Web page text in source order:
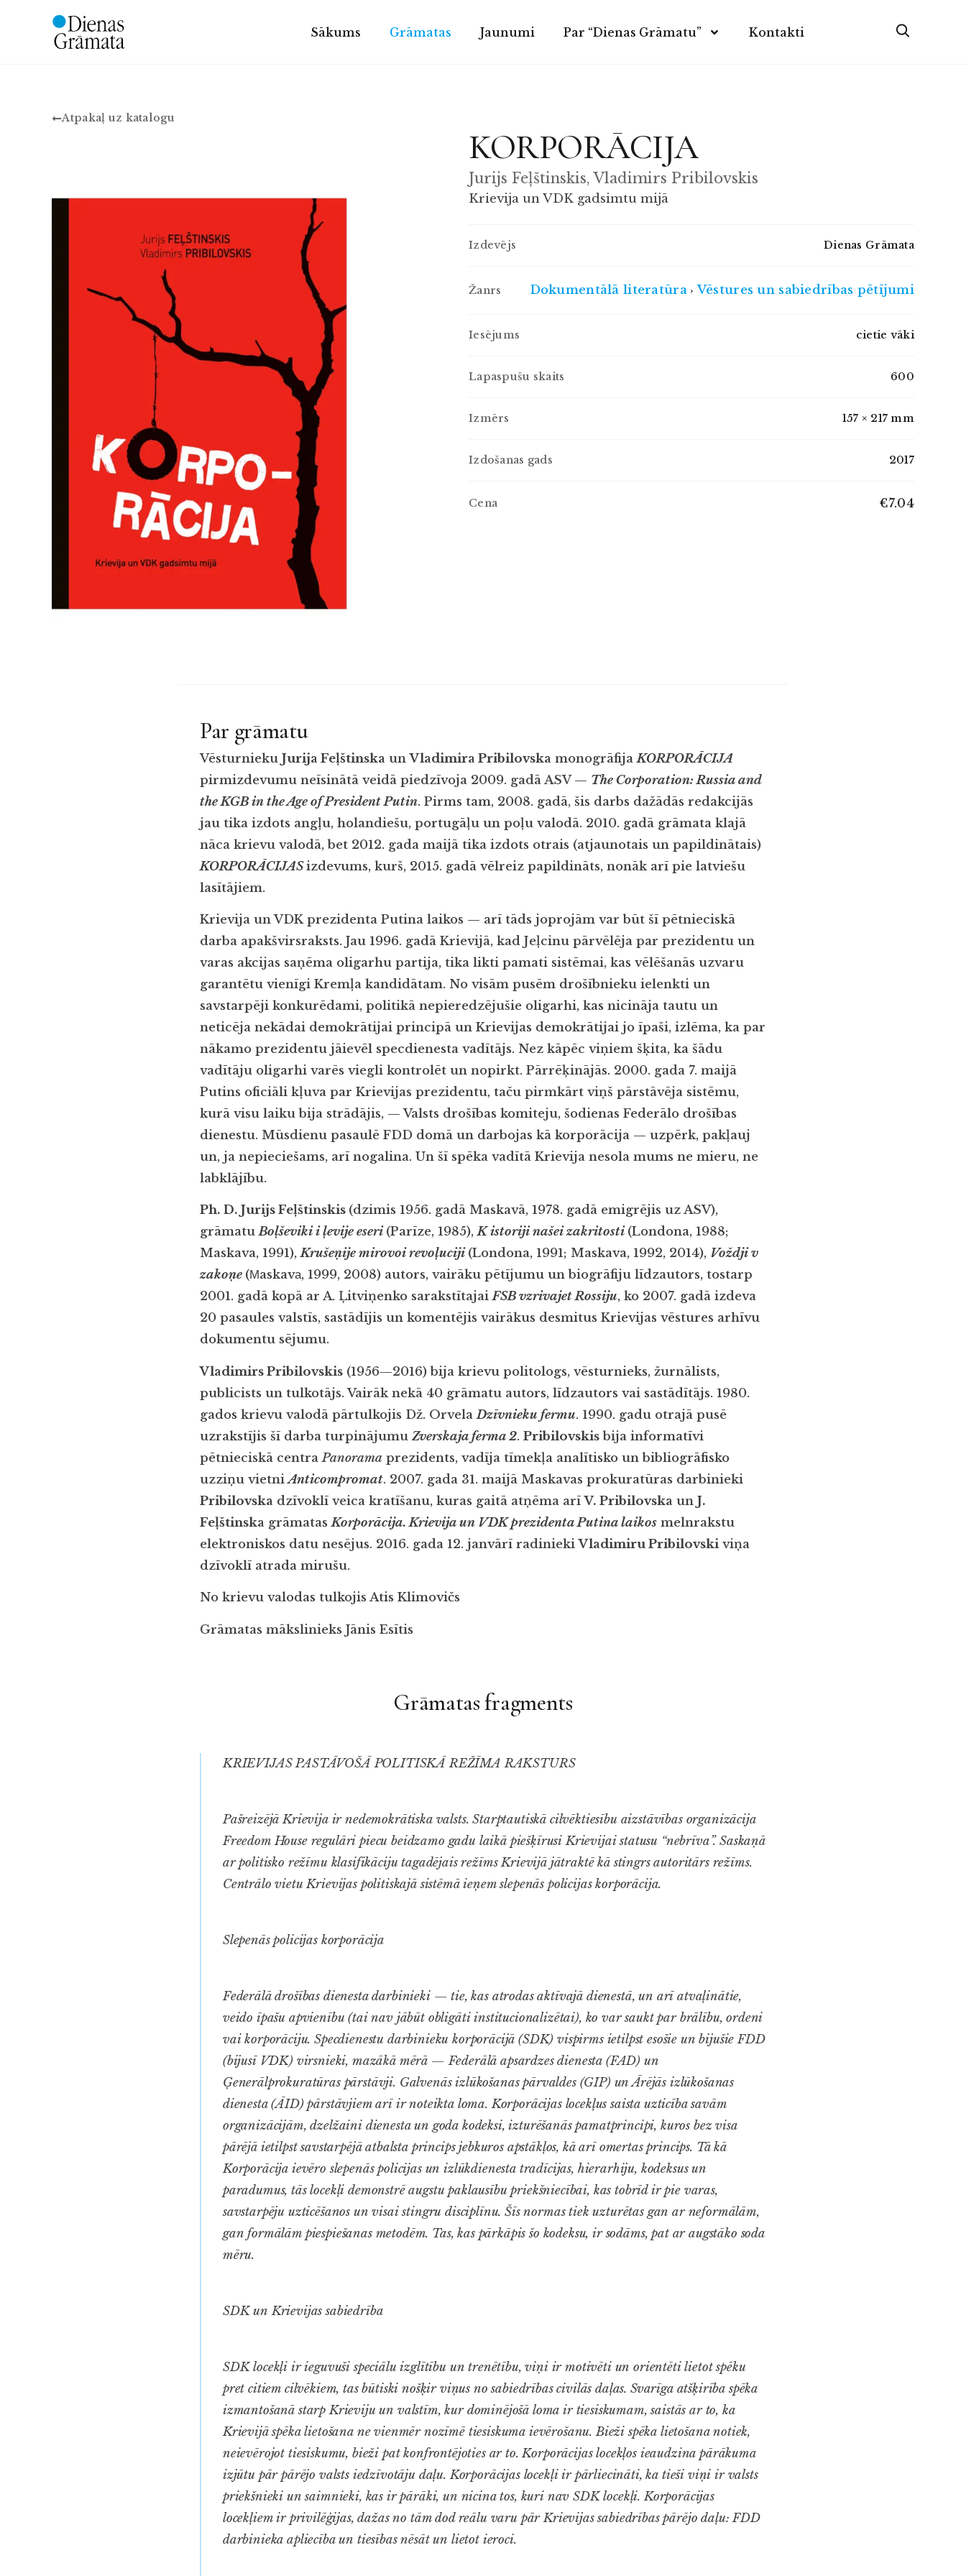
Sākums Grāmatas Jaunumi Par “Dienas Grāmatu” Kontakti
Atpakaļ uz katalogu
KORPORĀCIJA
Jurijs Feļštinskis, Vladimirs Pribilovskis
Krievija un VDK gadsimtu mijā
Izdevējs Dienas Grāmata
Žanrs Dokumentālā literatūra› Vēstures un sabiedrības pētījumi
Iesējums cietie vāki
Lapaspušu skaits 600
Izmērs 157 × 217 mm
Izdošanas gads 2017
Cena €7.04
Par grāmatu
Vēsturnieku Jurija Feļštinska unVladimira Pribilovska monogrāfijaKORPORĀCIJA
pirmizdevumu neīsinātā veidā piedzīvoja 2009. gadā ASV — The Corporation: Russia and
the KGB in the Age of President Putin. Pirms tam, 2008. gadā, šis darbs dažādās redakcijās
jau tika izdots angļu, holandiešu, portugāļu un poļu valodā. 2010. gadā grāmata klajā
nāca krievu valodā, bet 2012. gada maijā tika izdots otrais (atjaunotais un papildinātais)
KORPORĀCIJASizdevums, kurš, 2015. gadā vēlreiz papildināts, nonāk arī pie latviešu
lasītājiem.
Krievija un VDK prezidenta Putina laikos — arī tāds joprojām var būt šī pētnieciskā
darba apakšvirsraksts. Jau 1996. gadā Krievijā, kad Jeļcinu pārvēlēja par prezidentu un
varas akcijas saņēma oligarhu partija, tika likti pamati sistēmai, kas vēlēšanās uzvaru
garantētu vienīgi Kremļa kandidātam. No visām pusēm drošībnieku ielenkti un
savstarpēji konkurēdami, politikā nepieredzējušie oligarhi, kas nicināja tautu un
neticēja nekādai demokrātijai principā un Krievijas demokrātijai jo īpaši, izlēma, ka par
nākamo prezidentu jāievēl specdienesta vadītājs. Nez kāpēc viņiem šķita, ka šādu
vadītāju oligarhi varēs viegli kontrolēt un nopirkt. Pārrēķinājās. 2000. gada 7. maijā
Putins oficiāli kļuva par Krievijas prezidentu, taču pirmkārt viņš pārstāvēja sistēmu,
kurā visu laiku bija strādājis, — Valsts drošības komiteju, šodienas Federālo drošības
dienestu. Mūsdienu pasaulē FDD domā un darbojas kā korporācija — uzpērk, pakļauj
un, ja nepieciešams, arī nogalina. Un šī spēka vadītā Krievija nesola mums ne mieru, ne
labklājību.
Ph. D. Jurijs Feļštinskis (dzimis 1956. gadā Maskavā, 1978. gadā emigrējis uz ASV),
grāmatuBoļševiki i ļevije eseri (Parīze, 1985),K istoriji našei zakritosti (Londona, 1988;
Maskava, 1991),Krušeņije mirovoi revoļuciji(Londona, 1991; Maskava, 1992, 2014), Voždji v
zakoņe (Мaskavа, 1999, 2008) autors, vairāku pētījumu un biogrāfiju līdzautors, tostarp
2001. gadā kopā ar A. Ļitviņenko sarakstītajaiFSB vzrivajet Rossiju, ko 2007. gadā izdeva
20 pasaules valstīs, sastādījis un komentējis vairākus desmitus Krievijas vēstures arhīvu
dokumentu sējumu.
Vladimirs Pribilovskis (1956—2016) bija krievu politologs, vēsturnieks, žurnālists,
publicists un tulkotājs. Vairāk nekā 40 grāmatu autors, līdzautors vai sastādītājs. 1980.
gados krievu valodā pārtulkojis Dž. OrvelaDzīvnieku fermu. 1990. gadu otrajā pusē
uzrakstījis šī darba turpinājumu Zverskaja ferma 2. Pribilovskisbija informatīvi
pētnieciskā centraPanorama prezidents, vadīja tīmekļa analītisko un bibliogrāfisko
uzziņu vietniAnticompromat. 2007. gada 31. maijā Maskavas prokuratūras darbinieki
Pribilovska dzīvoklī veica kratīšanu, kuras gaitā atņēma arīV. Pribilovska un J.
Feļštinska grāmatasKorporācija. Krievija un VDK prezidenta Putina laikos melnrakstu
elektroniskos datu nesējus. 2016. gada 12. janvārī radiniekiVladimiru Pribilovski viņa
dzīvoklī atrada mirušu.
No krievu valodas tulkojis Atis Klimovičs
Grāmatas mākslinieks Jānis Esītis
Grāmatas fragments
KRIEVIJAS PASTĀVOŠĀ POLITISKĀ REŽĪMA RAKSTURS
Pašreizējā Krievija ir nedemokrātiska valsts. Starptautiskā cilvēktiesību aizstāvības organizācija
Freedom House regulāri piecu beidzamo gadu laikā piešķīrusi Krievijai statusu “nebrīva”. Saskaņā
ar politisko režīmu klasifikāciju tagadējais režīms Krievijā jātraktē kā stingrs autoritārs režīms.
Centrālo vietu Krievijas politiskajā sistēmā ieņem slepenās policijas korporācija.
Slepenās policijas korporācija
Federālā drošības dienesta darbinieki — tie, kas atrodas aktīvajā dienestā, un arī atvaļinātie,
veido īpašu apvienību (tai nav jābūt obligāti institucionalizētai), ko var saukt par brālību, ordeni
vai korporāciju. Specdienestu darbinieku korporācijā (SDK) vispirms ietilpst esošie un bijušie FDD
(bijusī VDK) virsnieki, mazākā mērā — Federālā apsardzes dienesta (FAD) un
Ģenerālprokuratūras pārstāvji. Galvenās izlūkošanas pārvaldes (GIP) un Ārējās izlūkošanas
dienesta (ĀID) pārstāvjiem arī ir noteikta loma. Korporācijas locekļus saista uzticība savām
organizācijām, dzelžaini dienesta un goda kodeksi, izturēšanās pamatprincipi, kuros bez visa
pārējā ietilpst savstarpējā atbalsta princips jebkuros apstākļos, kā arī omertas princips. Tā kā
Korporācija ievēro slepenās policijas un izlūkdienesta tradīcijas, hierarhiju, kodeksus un
paradumus, tās locekļi demonstrē augstu paklausību priekšniecībai, kas tobrīd ir pie varas,
savstarpēju uzticēšanos un visai stingru disciplīnu. Šīs normas tiek uzturētas gan ar neformālām,
gan formālām piespiešanas metodēm. Tas, kas pārkāpis šo kodeksu, ir sodāms, pat ar augstāko soda
mēru.
SDK un Krievijas sabiedrība
SDK locekļi ir ieguvuši speciālu izglītību un trenētību, viņi ir motivēti un orientēti lietot spēku
pret citiem cilvēkiem, tas būtiski nošķir viņus no sabiedrības civilās daļas. Svarīga atšķirība spēka
izmantošanā starp Krieviju un valstīm, kur dominējošā loma ir tiesiskumam, saistās ar to, ka
Krievijā spēka lietošana ne vienmēr nozīmē tiesiskuma ievērošanu. Bieži spēka lietošana notiek,
neievērojot tiesiskumu, bieži pat konfrontējoties ar to. Korporācijas locekļos ieaudzina pārākuma
izjūtu pār pārējo valsts iedzīvotāju daļu. Korporācijas locekļi ir pārliecināti, ka tieši viņi ir valsts
priekšnieki un saimnieki, kas ir pārāki, un nicina tos, kuri nav SDK locekļi. Korporācijas
locekļiem ir privilēģijas, dažas no tām dod reālu varu pār Krievijas sabiedrības pārējo daļu: FDD
darbinieka apliecība un tiesības nēsāt un lietot ieroci.